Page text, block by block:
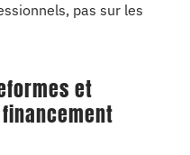
pas sur les
et